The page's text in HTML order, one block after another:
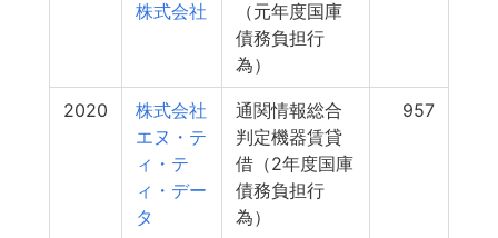
株式会社
（元年度国庫
債務負担行
為）
2020
株式会社
エヌ・テ
ィ・テ
ィ・デー
タ
通関情報総合
判定機器賃貸
借（2年度国庫
債務負担行
為）
957